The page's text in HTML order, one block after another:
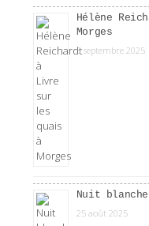
Hélène
Morges
3 septembre 2025
Nuit
25 août 2025